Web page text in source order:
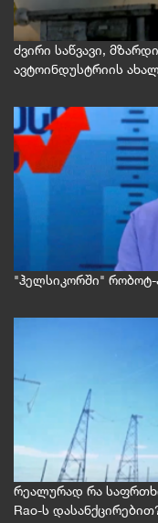
ძვირი საწვავი,
ავტოინდუსტრიის
"ჰელსიკორში" რობოტ-
რეალურად რა
Rao-ს